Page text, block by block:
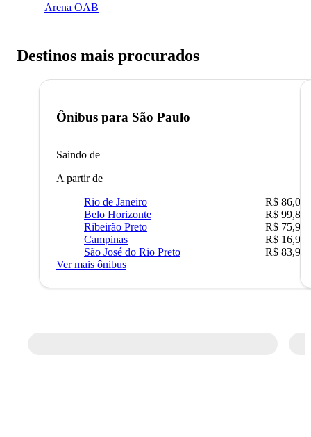
Arena OAB
Destinos mais procurados
Ônibus para São Paulo
Saindo de
A partir de
Rio de Janeiro
R$ 86,00
Belo Horizonte
R$ 99,89
Ribeirão Preto
R$ 75,90
Campinas
R$ 16,90
São José do Rio Preto
R$ 83,90
Ver mais ônibus